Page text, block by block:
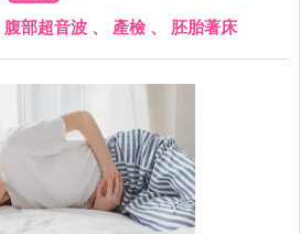
腹部超音波 、 產檢 、 胚胎著床